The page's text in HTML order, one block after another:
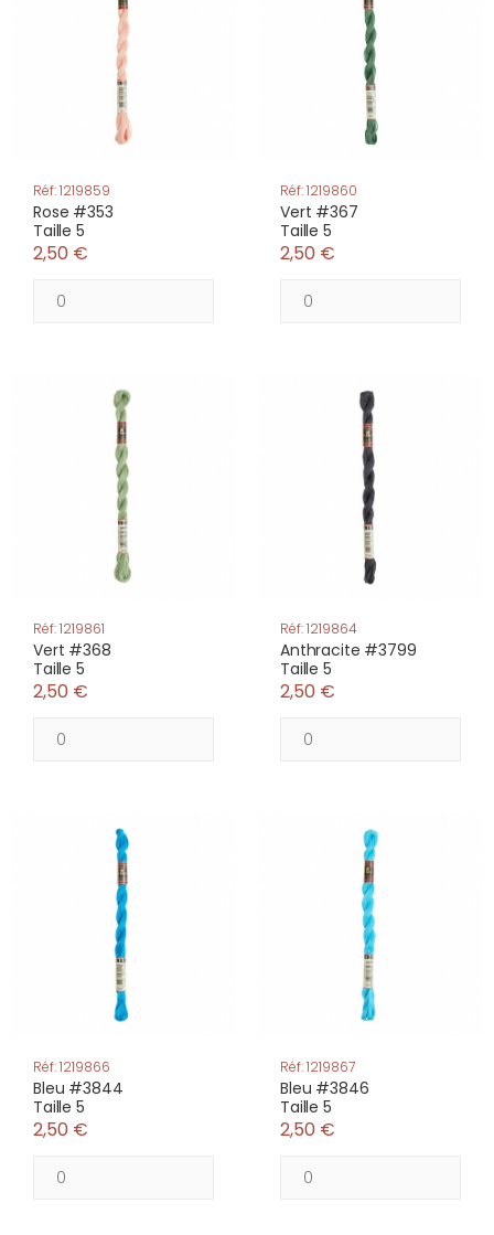
Réf: 1219859
Rose #353
Taille 5
2,50 €
Réf: 1219860
Vert #367
Taille 5
2,50 €
Réf: 1219861
Vert #368
Taille 5
2,50 €
Réf: 1219864
Anthracite #3799
Taille 5
2,50 €
Réf: 1219866
Bleu #3844
Taille 5
2,50 €
Réf: 1219867
Bleu #3846
Taille 5
2,50 €